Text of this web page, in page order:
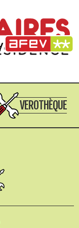
VEROTHÈQUE